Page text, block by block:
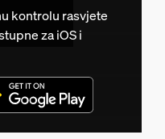
kontrolu rasvjete
za iOS i